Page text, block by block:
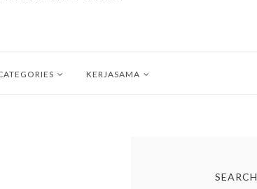
KERJASAMA
SEARCH